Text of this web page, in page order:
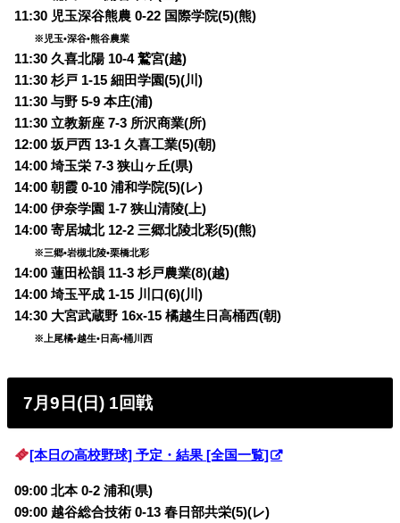
11:30 児玉深谷熊農 0-22 国際学院(5)(熊)
※児玉•深谷•熊谷農業
11:30 久喜北陽 10-4 鷲宮(越)
11:30 杉戸 1-15 細田学園(5)(川)
11:30 与野 5-9 本庄(浦)
11:30 立教新座 7-3 所沢商業(所)
12:00 坂戸西 13-1 久喜工業(5)(朝)
14:00 埼玉栄 7-3 狭山ヶ丘(県)
14:00 朝霞 0-10 浦和学院(5)(レ)
14:00 伊奈学園 1-7 狭山清陵(上)
14:00 寄居城北 12-2 三郷北陵北彩(5)(熊)
※三郷•岩槻北陵•栗橋北彩
14:00 蓮田松韻 11-3 杉戸農業(8)(越)
14:00 埼玉平成 1-15 川口(6)(川)
14:30 大宮武蔵野 16x-15 橘越生日高桶西(朝)
※上尾橘•越生•日高•桶川西
7月9日(日) 1回戦
[本日の高校野球] 予定・結果 [全国一覧]
09:00 北本 0-2 浦和(県)
09:00 越谷総合技術 0-13 春日部共栄(5)(レ)